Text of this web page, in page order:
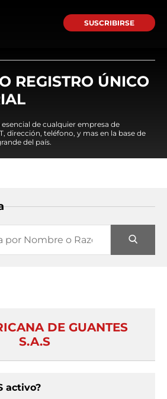
SUSCRIBIRSE
REGISTRO ÚNICO
de cualquier empresa de
dirección, teléfono, y mas en la base de
del país.
DE GUANTES
S.A.S
activo?